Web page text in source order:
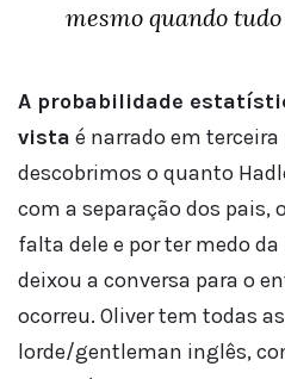
mesmo quando
A probabilidade
vista é narrado em terceira
descobrimos o quanto
com a separação dos pais,
falta dele e por ter medo
deixou a conversa para o
ocorreu. Oliver tem todas
lorde/gentleman inglês,